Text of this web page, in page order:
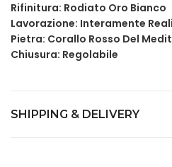
Rifinitura: Rodiato Oro Bianco
Lavorazione: Interamente
Pietra: Corallo Rosso Del
Chiusura: Regolabile
SHIPPING & DELIVERY